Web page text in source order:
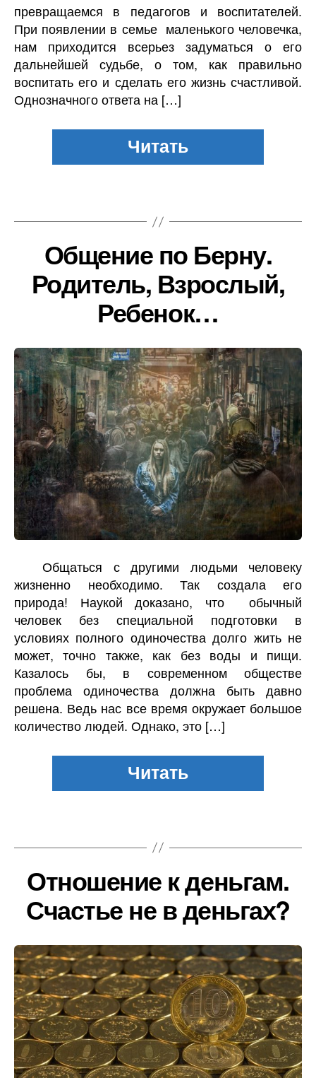
превращаемся в педагогов и воспитателей.
При появлении в семье маленького человечка,
нам приходится всерьез задуматься о его
дальнейшей судьбе, о том, как правильно
воспитать его и сделать его жизнь счастливой.
Однозначного ответа на […]
Общение по Берну.
Родитель, Взрослый,
Ребенок…
Общаться с другими людьми человеку
жизненно необходимо. Так создала его
природа! Наукой доказано, что обычный
человек без специальной подготовки в
условиях полного одиночества долго жить не
может, точно также, как без воды и пищи.
Казалось бы, в современном обществе
проблема одиночества должна быть давно
решена. Ведь нас все время окружает большое
количество людей. Однако, это […]
Отношение к деньгам.
Счастье не в деньгах?